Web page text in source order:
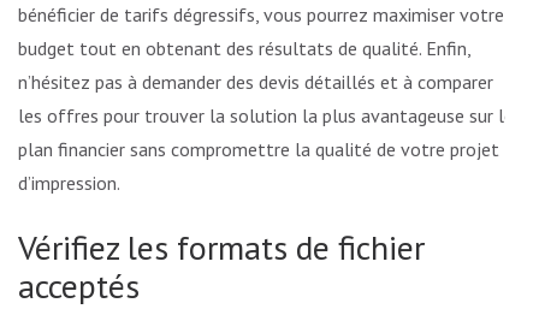
bénéficier de tarifs dégressifs, vous pourrez maximiser votre
budget tout en obtenant des résultats de qualité. Enfin,
n’hésitez pas à demander des devis détaillés et à comparer
les offres pour trouver la solution la plus avantageuse sur le
plan financier sans compromettre la qualité de votre projet
d’impression.
Vérifiez les formats de fichier
acceptés